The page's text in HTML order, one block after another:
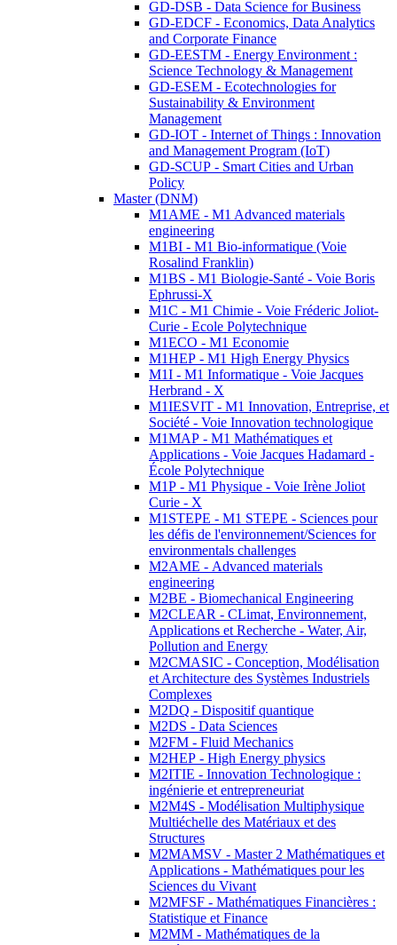
GD-DSB - Data Science for Business
GD-EDCF - Economics, Data Analytics
and Corporate Finance
GD-EESTM - Energy Environment :
Science Technology & Management
GD-ESEM - Ecotechnologies for
Sustainability & Environment
Management
GD-IOT - Internet of Things : Innovation
and Management Program (IoT)
GD-SCUP - Smart Cities and Urban
Policy
Master (DNM)
M1AME - M1 Advanced materials
engineering
M1BI - M1 Bio-informatique (Voie
Rosalind Franklin)
M1BS - M1 Biologie-Santé - Voie Boris
Ephrussi-X
M1C - M1 Chimie - Voie Fréderic Joliot-
Curie - Ecole Polytechnique
M1ECO - M1 Economie
M1HEP - M1 High Energy Physics
M1I - M1 Informatique - Voie Jacques
Herbrand - X
M1IESVIT - M1 Innovation, Entreprise, et
Société - Voie Innovation technologique
M1MAP - M1 Mathématiques et
Applications - Voie Jacques Hadamard -
École Polytechnique
M1P - M1 Physique - Voie Irène Joliot
Curie - X
M1STEPE - M1 STEPE - Sciences pour
les défis de l'environnement/Sciences for
environmentals challenges
M2AME - Advanced materials
engineering
M2BE - Biomechanical Engineering
M2CLEAR - CLimat, Environnement,
Applications et Recherche - Water, Air,
Pollution and Energy
M2CMASIC - Conception, Modélisation
et Architecture des Systèmes Industriels
Complexes
M2DQ - Dispositif quantique
M2DS - Data Sciences
M2FM - Fluid Mechanics
M2HEP - High Energy physics
M2ITIE - Innovation Technologique :
ingénierie et entrepreneuriat
M2M4S - Modélisation Multiphysique
Multiéchelle des Matériaux et des
Structures
M2MAMSV - Master 2 Mathématiques et
Applications - Mathématiques pour les
Sciences du Vivant
M2MFSF - Mathématiques Financières :
Statistique et Finance
M2MM - Mathématiques de la